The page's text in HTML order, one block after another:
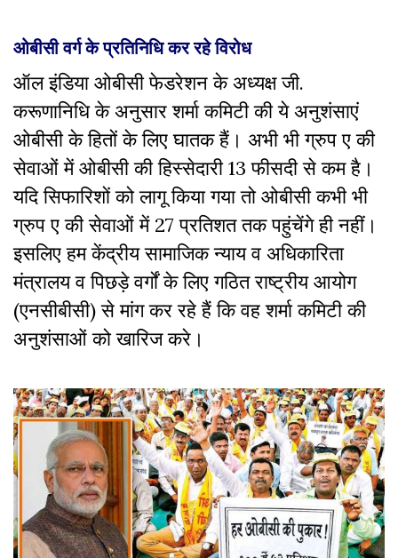
ओबीसी वर्ग के प्रतिनिधि कर रहे विरोध
ऑल इंडिया ओबीसी फेडरेशन के अध्यक्ष जी.
करूणानिधि के अनुसार शर्मा कमिटी की ये अनुशंसाएं
ओबीसी के हितों के लिए घातक हैं। अभी भी ग्रुप ए की
सेवाओं में ओबीसी की हिस्सेदारी 13 फीसदी से कम है।
यदि सिफारिशों को लागू किया गया तो ओबीसी कभी भी
ग्रुप ए की सेवाओं में 27 प्रतिशत तक पहुंचेंगे ही नहीं।
इसलिए हम केंद्रीय सामाजिक न्याय व अधिकारिता
मंत्रालय व पिछड़े वर्गों के लिए गठित राष्ट्रीय आयोग
(एनसीबीसी) से मांग कर रहे हैं कि वह शर्मा कमिटी की
अनुशंसाओं को खारिज करे।